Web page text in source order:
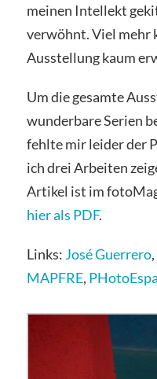
meinen Intellekt
verwöhnt. Viel mehr
Ausstellung kaum
Um die gesamte
wunderbare Serien
fehlte mir leider der
ich drei Arbeiten
Artikel ist im
hier als PDF.
Links: José Guerrero,
MAPFRE,